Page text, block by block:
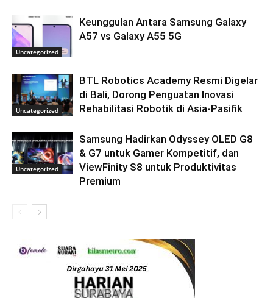
Uncategorized
Keunggulan Antara Samsung Galaxy
A57 vs Galaxy A55 5G
Uncategorized
BTL Robotics Academy Resmi Digelar
di Bali, Dorong Penguatan Inovasi
Rehabilitasi Robotik di Asia-Pasifik
Uncategorized
Samsung Hadirkan Odyssey OLED G8
& G7 untuk Gamer Kompetitif, dan
ViewFinity S8 untuk Produktivitas
Premium